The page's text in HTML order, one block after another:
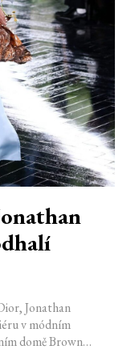
Jonathan
v módním
domě Brown